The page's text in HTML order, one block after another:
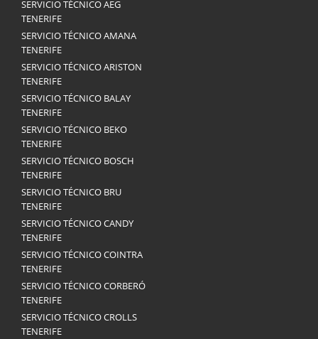
SERVICIO TÉCNICO AEG
TENERIFE
SERVICIO TÉCNICO AMANA
TENERIFE
SERVICIO TÉCNICO ARISTON
TENERIFE
SERVICIO TÉCNICO BALAY
TENERIFE
SERVICIO TÉCNICO BEKO
TENERIFE
SERVICIO TÉCNICO BOSCH
TENERIFE
SERVICIO TÉCNICO BRU
TENERIFE
SERVICIO TÉCNICO CANDY
TENERIFE
SERVICIO TÉCNICO COINTRA
TENERIFE
SERVICIO TÉCNICO CORBERÓ
TENERIFE
SERVICIO TÉCNICO CROLLS
TENERIFE